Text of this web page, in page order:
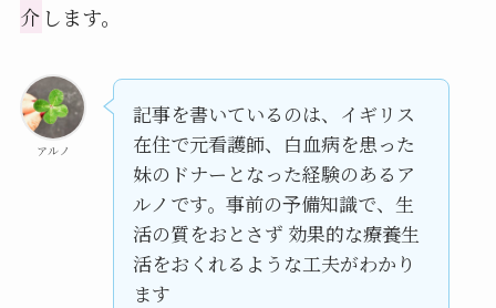
介 します。
アルノ
記事を書いているのは、イギリス
在住で元看護師、白血病を患った
妹のドナーとなった経験のあるア
ルノです。事前の予備知識で、生
活の質をおとさず 効果的な療養生
活をおくれるような工夫がわかり
ます